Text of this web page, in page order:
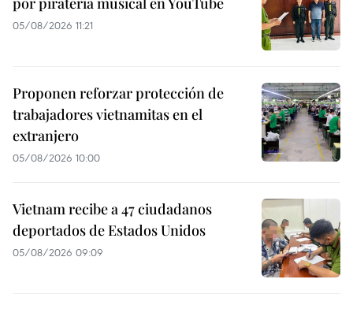
05/08/2026 11:21
Proponen reforzar protección de
trabajadores vietnamitas en el
extranjero
05/08/2026 10:00
Vietnam recibe a 47 ciudadanos
deportados de Estados Unidos
05/08/2026 09:09